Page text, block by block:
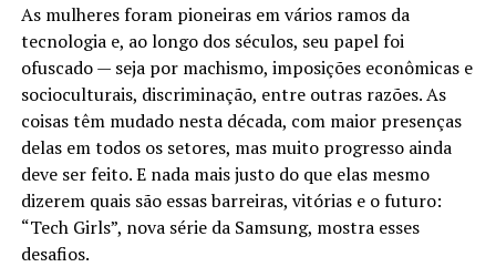
As mulheres foram pioneiras em vários ramos da
tecnologia e, ao longo dos séculos, seu papel foi
ofuscado — seja por machismo, imposições econômicas e
socioculturais, discriminação, entre outras razões. As
coisas têm mudado nesta década, com maior presenças
delas em todos os setores, mas muito progresso ainda
deve ser feito. E nada mais justo do que elas mesmo
dizerem quais são essas barreiras, vitórias e o futuro:
“Tech Girls”, nova série da Samsung, mostra esses
desafios.